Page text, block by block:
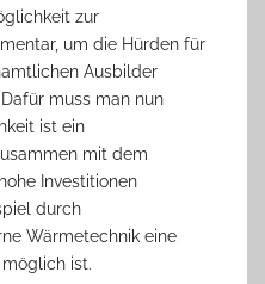
zur
um die Hürden für
Ausbilder
muss man nun
ist ein
mit dem
Investitionen
durch
Wärmetechnik eine
ist.